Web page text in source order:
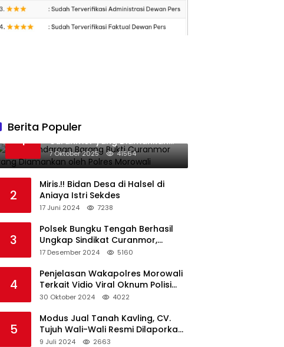
Berita Populer
1
Data Kendaraan Barang Bukti
Curanmor yang Diamankan
oleh Polres Morowali
7 Oktober 2025 41564
2
Miris.!! Bidan Desa di Halsel di
Aniaya Istri Sekdes
17 Juni 2024 7238
3
Polsek Bungku Tengah Berhasil
Ungkap Sindikat Curanmor,
Terduga Pelaku Akui Beraksi di 7
17 Desember 2024 5160
4
Penjelasan Wakapolres Morowali
Terkait Vidio Viral Oknum Polisi
Dikerumuni Warga Bahodopi
30 Oktober 2024 4022
5
Modus Jual Tanah Kavling, CV.
Tujuh Wali-Wali Resmi Dilaporkan
di Polres Kendari
9 Juli 2024 2663